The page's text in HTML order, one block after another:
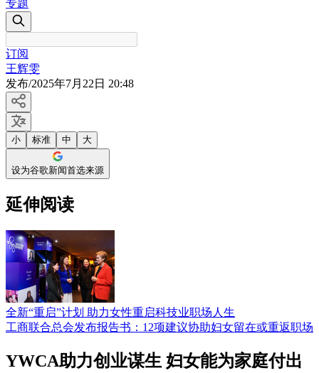
专题
订阅
王辉雯
发布/2025年7月22日 20:48
小 标准 中 大
设为谷歌新闻首选来源
延伸阅读
全新“重启”计划 助力女性重启科技业职场人生
工商联合总会发布报告书：12项建议协助妇女留在或重返职场
YWCA助力创业谋生 妇女能为家庭付出